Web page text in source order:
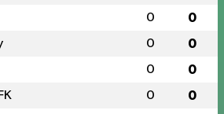
0 0
0 0
0 0
0 0